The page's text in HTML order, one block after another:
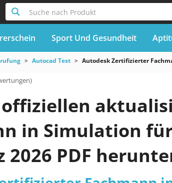
Suche nach Produkt
Sport Und Gesundheit
Autocad Test Autodesk Zertifizierter
offiziellen
in Simulation
2026 PDF